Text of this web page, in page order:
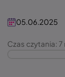
05.06.2025
Czas czytania: 7